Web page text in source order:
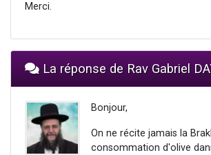
Merci.
La réponse de Rav Gabriel
Bonjour,
On ne récite jamais la
consommation d'olive